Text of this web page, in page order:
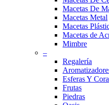
Macetas De
Macetas Metal
Macetas
Macetas de
Mimbre
–
Regalería
Esferas Y
Frutas
Piedras